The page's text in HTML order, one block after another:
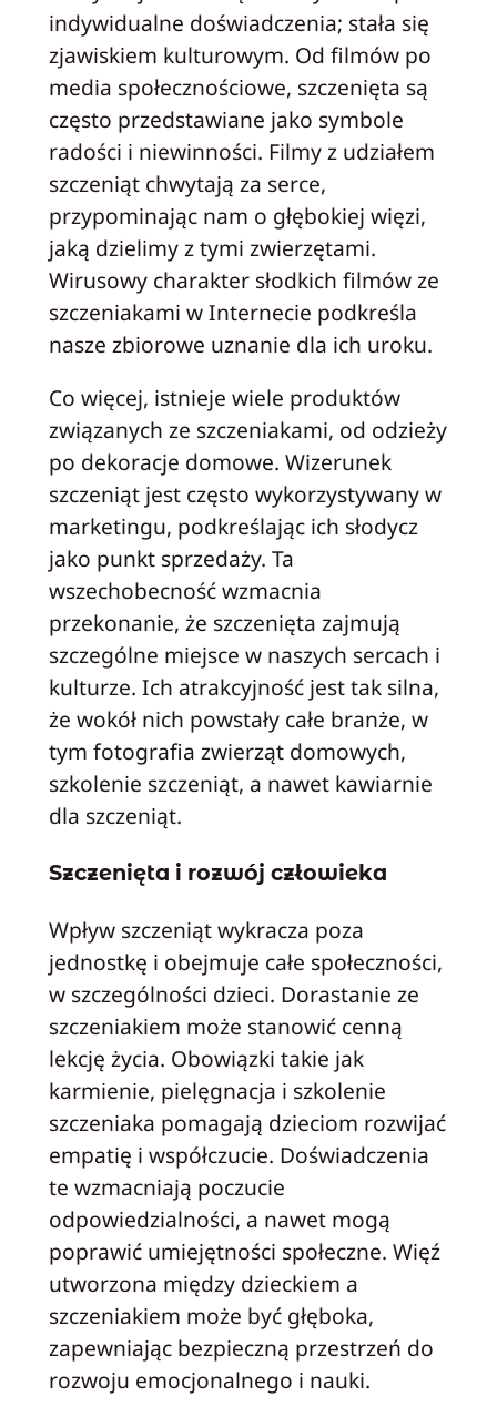
indywidualne doświadczenia; stała się
zjawiskiem kulturowym. Od filmów po
media społecznościowe, szczenięta są
często przedstawiane jako symbole
radości i niewinności. Filmy z udziałem
szczeniąt chwytają za serce,
przypominając nam o głębokiej więzi,
jaką dzielimy z tymi zwierzętami.
Wirusowy charakter słodkich filmów ze
szczeniakami w Internecie podkreśla
nasze zbiorowe uznanie dla ich uroku.
Co więcej, istnieje wiele produktów
związanych ze szczeniakami, od odzieży
po dekoracje domowe. Wizerunek
szczeniąt jest często wykorzystywany w
marketingu, podkreślając ich słodycz
jako punkt sprzedaży. Ta
wszechobecność wzmacnia
przekonanie, że szczenięta zajmują
szczególne miejsce w naszych sercach i
kulturze. Ich atrakcyjność jest tak silna,
że wokół nich powstały całe branże, w
tym fotografia zwierząt domowych,
szkolenie szczeniąt, a nawet kawiarnie
dla szczeniąt.
Szczenięta i rozwój człowieka
Wpływ szczeniąt wykracza poza
jednostkę i obejmuje całe społeczności,
w szczególności dzieci. Dorastanie ze
szczeniakiem może stanowić cenną
lekcję życia. Obowiązki takie jak
karmienie, pielęgnacja i szkolenie
szczeniaka pomagają dzieciom rozwijać
empatię i współczucie. Doświadczenia
te wzmacniają poczucie
odpowiedzialności, a nawet mogą
poprawić umiejętności społeczne. Więź
utworzona między dzieckiem a
szczeniakiem może być głęboka,
zapewniając bezpieczną przestrzeń do
rozwoju emocjonalnego i nauki.